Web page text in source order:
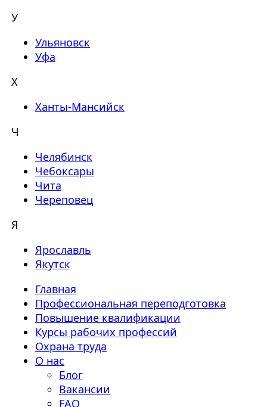
У
Ульяновск
Уфа
Х
Ханты-Мансийск
Ч
Челябинск
Чебоксары
Чита
Череповец
Я
Ярославль
Якутск
Главная
Профессиональная переподготовка
Повышение квалификации
Курсы рабочих профессий
Охрана труда
О нас
Блог
Вакансии
FAQ